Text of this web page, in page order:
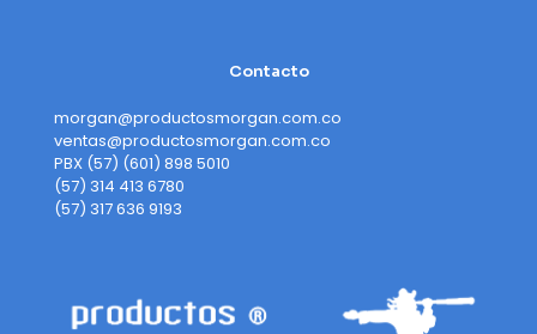
Contacto
morgan@productosmorgan.com.co
ventas@productosmorgan.com.co
PBX (57) (601) 898 5010
(57) 314 413 6780
(57) 317 636 9193